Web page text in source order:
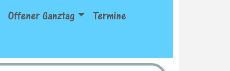
Offener Ganztag
Termine